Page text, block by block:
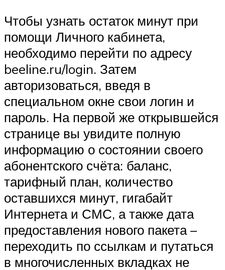
Чтобы узнать остаток минут при
помощи Личного кабинета,
необходимо перейти по адресу
beeline.ru/login. Затем
авторизоваться, введя в
специальном окне свои логин и
пароль. На первой же открывшейся
странице вы увидите полную
информацию о состоянии своего
абонентского счёта: баланс,
тарифный план, количество
оставшихся минут, гигабайт
Интернета и СМС, а также дата
предоставления нового пакета –
переходить по ссылкам и путаться
в многочисленных вкладках не